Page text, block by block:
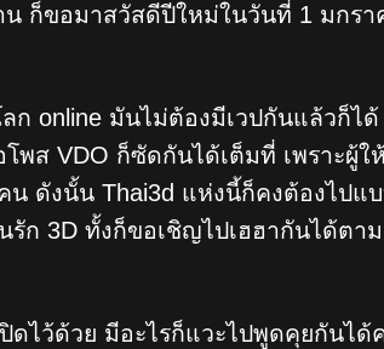
น ก็ขอมาสวัสดีปีใหม่ในวันที่ 1 มกรา
ก online มันไม่ต้องมีเวปกันแล้วก็ไ
พส VDO ก็ซัดกันได้เต็มที่ เพราะผู้
น ดังนั้น Thai3d แห่งนี้ก็คงต้องไปแ
ก 3D ทั้งก็ขอเชิญไปเฮฮากันได้ตา
ดไว้ด้วย มีอะไรก็แวะไปพูดคุยกันได้